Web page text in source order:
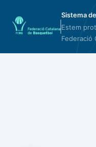
Sistema
Estem
Federació